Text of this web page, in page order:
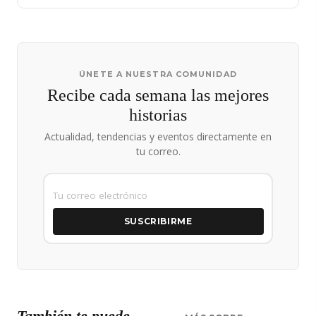
ÚNETE A NUESTRA COMUNIDAD
Recibe cada semana las mejores
historias
Actualidad, tendencias y eventos directamente en
tu correo.
SUSCRIBIRME